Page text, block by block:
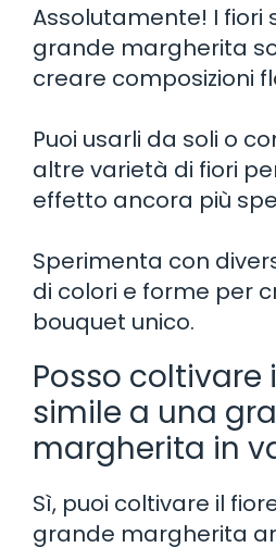
Assolutamente! I fiori
grande margherita
creare composizioni
Puoi usarli da soli o
altre varietà di fiori
effetto ancora più
Sperimenta con
di colori e forme per
bouquet unico.
Posso coltivare
simile a una
margherita in
Sì, puoi coltivare il
grande margherita